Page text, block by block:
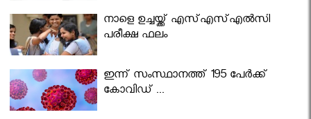
നാളെ ഉച്ചയ്ക്ക് എസ്എസ്എല്‍സി
പരീക്ഷ ഫലം
ഇന്ന് സംസ്ഥാനത്ത് 195 പേര്‍ക്ക്
കോവിഡ് ...